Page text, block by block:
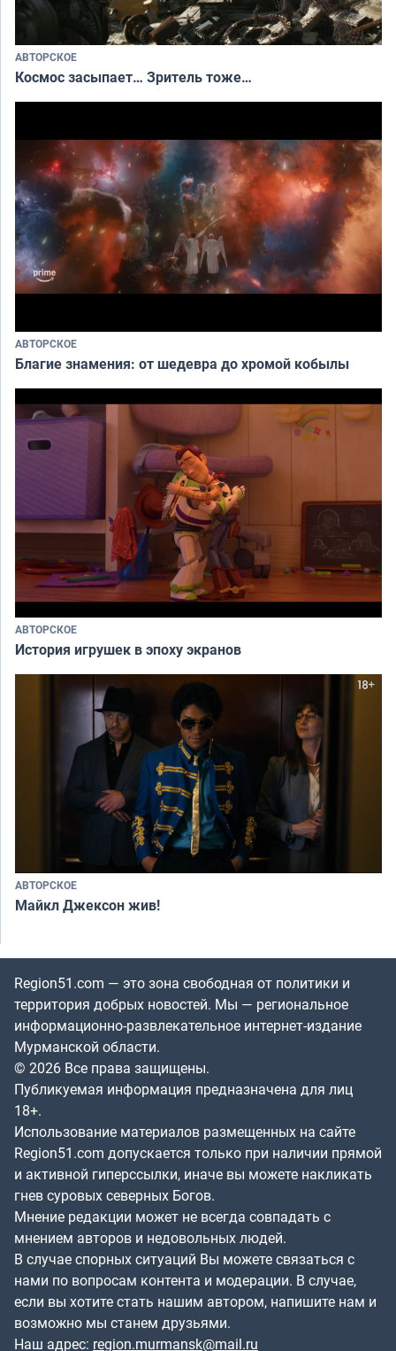
АВТОРСКОЕ
Космос засыпает… Зритель тоже…
АВТОРСКОЕ
Благие знамения: от шедевра до хромой кобылы
АВТОРСКОЕ
История игрушек в эпоху экранов
АВТОРСКОЕ
Майкл Джексон жив!
Region51.com — это зона свободная от политики и
территория добрых новостей. Мы — региональное
информационно-развлекательное интернет-издание
Мурманской области.
© 2026 Все права защищены.
Публикуемая информация предназначена для лиц
18+.
Использование материалов размещенных на сайте
Region51.com допускается только при наличии прямой
и активной гиперссылки, иначе вы можете накликать
гнев суровых северных Богов.
Мнение редакции может не всегда совпадать с
мнением авторов и недовольных людей.
В случае спорных ситуаций Вы можете связаться с
нами по вопросам контента и модерации. В случае,
если вы хотите стать нашим автором, напишите нам и
возможно мы станем друзьями.
Наш адрес: region.murmansk@mail.ru